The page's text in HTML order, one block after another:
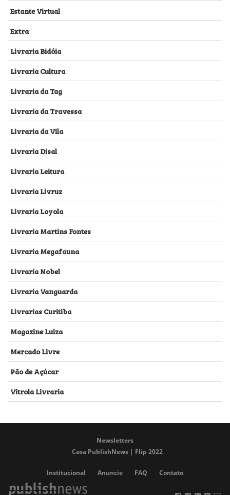
Estante Virtual
Extra
Livraria Bidóia
Livraria Cultura
Livraria da Tag
Livraria da Travessa
Livraria da Vila
Livraria Disal
Livraria Leitura
Livraria Livruz
Livraria Loyola
Livraria Martins Fontes
Livraria Megafauna
Livraria Nobel
Livraria Vanguarda
Livrarias Curitiba
Magazine Luiza
Mercado Livre
Pão de Açúcar
Vitrola Livraria
Newsletters
Casa PublishNews | Flip 2022
Institucional Anuncie FAQ Contato